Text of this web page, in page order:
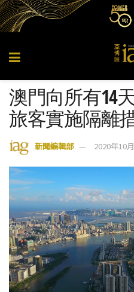
澳門向所有14
旅客實施隔離
新聞編輯部 2020年10